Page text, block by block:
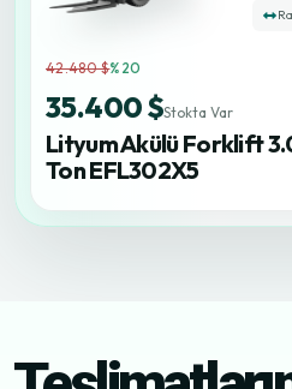
Lityum Akülü Forklift
Ton EFL302X5
42.480 $%20
35.400 $Stokta Var